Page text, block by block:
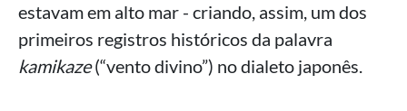
estavam em alto mar - criando, assim, um dos
primeiros registros históricos da palavra
kamikaze(“vento divino”) no dialeto japonês.